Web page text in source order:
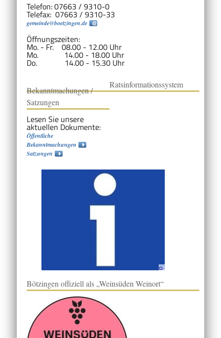
Telefon: 07663 / 9310-0
Telefax: 07663 / 9310-33
gemeinde@boetzingen.de
Öffnungszeiten:
Mo. - Fr. 08.00 - 12.00 Uhr
Mo. 14.00 - 18.00 Uhr
Do. 14.00 - 15.30 Uhr
Bekanntmachungen /
Satzungen
Lesen Sie unsere
aktuellen Dokumente:
Öffentliche
Bekanntmachungen
Satzungen
Ratsinformationssystem
Bötzingen offiziell als „Weinsüden Weinort“